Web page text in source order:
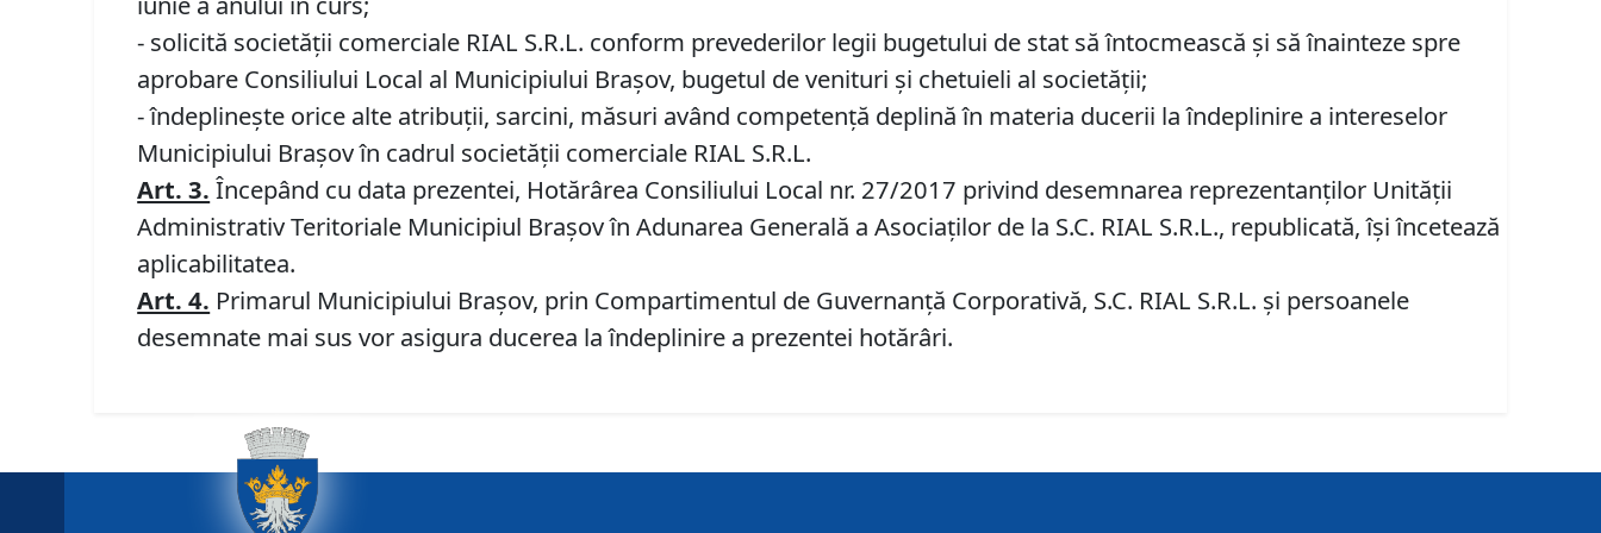
- solicită societăţii comerciale RIAL S.R.L. conform prevederilor legii bugetului de stat să întocmească şi să înainteze spre
aprobare Consiliului Local al Municipiului Braşov, bugetul de venituri şi chetuieli al societăţii;
- îndeplineşte orice alte atribuţii, sarcini, măsuri având competenţă deplină în materia ducerii la îndeplinire a intereselor
Municipiului Braşov în cadrul societăţii comerciale RIAL S.R.L.
Art. 3. Începând cu data prezentei, Hotărârea Consiliului Local nr. 27/2017 privind desemnarea reprezentanţilor Unităţii
Administrativ Teritoriale Municipiul Braşov în Adunarea Generală a Asociaţilor de la S.C. RIAL S.R.L., republicată, îşi încetează
aplicabilitatea.
Art. 4. Primarul Municipiului Braşov, prin Compartimentul de Guvernanţă Corporativă, S.C. RIAL S.R.L. şi persoanele
desemnate mai sus vor asigura ducerea la îndeplinire a prezentei hotărâri.